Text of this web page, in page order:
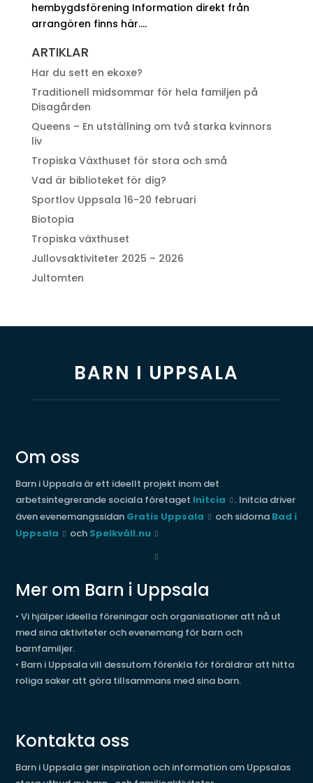
hembygdsförening Information direkt från
arrangören finns här....
ARTIKLAR
Har du sett en ekoxe?
Traditionell midsommar för hela familjen på
Disagården
Queens – En utställning om två starka kvinnors
liv
Tropiska Växthuset för stora och små
Vad är biblioteket för dig?
Sportlov Uppsala 16-20 februari
Biotopia
Tropiska växthuset
Jullovsaktiviteter 2025 – 2026
Jultomten
BARN I UPPSALA
Om oss
Barn i Uppsala är ett ideellt projekt inom det
arbetsintegrerande sociala företaget Initcia
. Initcia driver
även evenemangssidan Gratis Uppsala och sidorna Bad i
Uppsala
och Spelkväll.nu
Mer om Barn i Uppsala
• Vi hjälper ideella föreningar och organisationer att nå ut
med sina aktiviteter och evenemang för barn och
barnfamiljer.
• Barn i Uppsala vill dessutom förenkla för föräldrar att hitta
roliga saker att göra tillsammans med sina barn.
Kontakta oss
Barn i Uppsala ger inspiration och information om Uppsalas